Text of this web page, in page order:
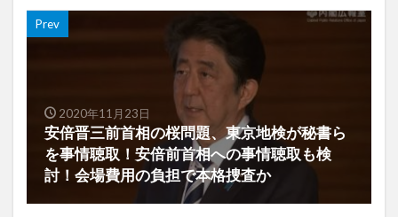
Prev
2020年11月23日
安倍晋三前首相の桜問題、東京地検が秘書ら
を事情聴取！安倍前首相への事情聴取も検
討！会場費用の負担で本格捜査か